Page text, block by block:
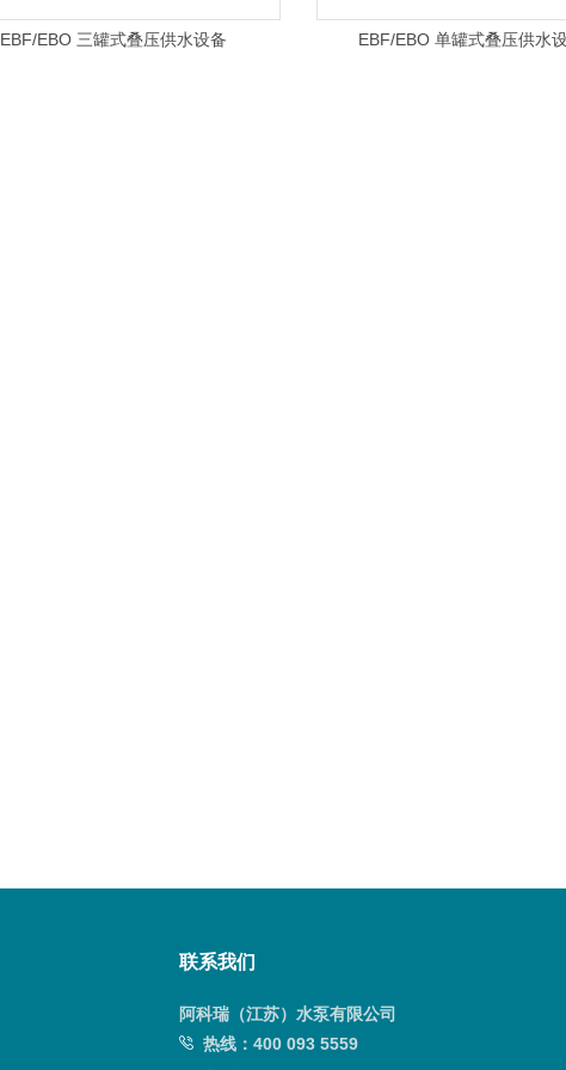
EBF/EBO 三罐式叠压供水设备 EBF/EBO 单罐式叠压供水
联系我们
阿科瑞（江苏）水泵有限公司
热线： 400 093 5559